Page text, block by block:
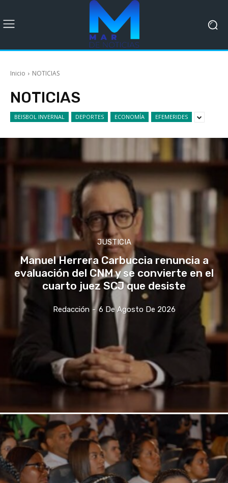
Inicio NOTICIAS
NOTICIAS
BEISBOL INVERNAL DEPORTES ECONOMÍA EFEMERIDES
JUSTICIA
Manuel Herrera Carbuccia renuncia a
evaluación del CNM y se convierte en el
cuarto juez SCJ que desiste
Redacción - 6 De Agosto De 2026